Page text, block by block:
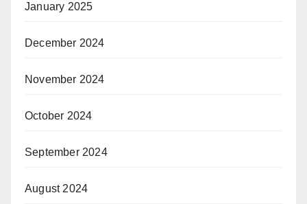
January 2025
December 2024
November 2024
October 2024
September 2024
August 2024